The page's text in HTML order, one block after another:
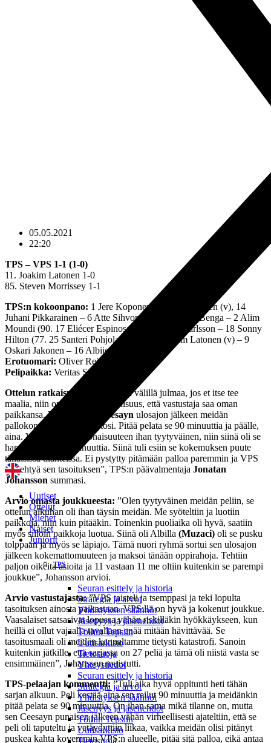
Uutiset
Ottelut
Miehet
Naiset
Juniorit
TPS
Seuran esittely ja historia
Strategia ja arvot
Yhdistyksen säännöt
Jäsenyys ja jäsenehdot
Töihin Tepsiin
Uutisarkisto
Tietosuoja
Yhteystiedot
Seuran esittely ja historia
Strategia ja arvot
Yhdistyksen säännöt
Jäsenyys ja jäsenehdot
Töihin Tepsiin
Uutisarkisto
05.05.2021
22:20
TPS – VPS 1-1 (1-0)
11. Joakim Latonen 1-0
85. Steven Morrissey 1-1
TPS:n kokoonpano: 1 Jere Koponen, 3 Juri Kinnunen (v), 14
Juhani Pikkarainen – 6 Atte Sihvonen – 15 Samba Benga – 2 Alim
Moundi (90. 17 Eliécer Espinosa) – 20 Jesper Karlsson – 18 Sonny
Hilton (77. 25 Santeri Pohjolainen) – 23 Joakim Latonen (v) – 9
Oskari Jakonen – 16 Albijon Muzaci
Erotuomari: Oliver Reitala
Pelipaikka: Veritas Stadion, Turku
Ottelun ratkaisu:
”Jalkapallo on välillä julmaa, jos et itse tee
maalia, niin on aina se mahdollisuus, että vastustaja saa oman
paikkansa. VPS:n
Alieu Ceesayn ulosajon jälkeen meidän
pallokontrolli jotenkin katosi. Pitää pelata se 90 minuuttia ja päälle,
aina. Vaikka olen kokonaisuuteen ihan tyytyväinen, niin siinä oli se
harmittava 10-15 minuuttia. Siinä tuli esiin se kokemuksen puute
tällaisissa tilanteissa. Ei pystytty pitämään palloa paremmin ja VPS
sai tehtyä sen tasoituksen”, TPS:n päävalmentaja Jonatan
Johansson summasi.
Arvio omasta joukkueesta: ”Olen tyytyväinen meidän peliin, se
ottelun alkuhan oli ihan täysin meidän. Me syöteltiin ja luotiin
paikkoja, niin kuin pitääkin. Toinenkin puoliaika oli hyvä, saatiin
myös silloin paikkoja luotua. Siinä oli Albilla (Muzaci) oli se pusku
tolppaan ja myös se läpiajo. Tämä nuori ryhmä sortui sen ulosajon
jälkeen kokemattomuuteen ja maksoi tänään oppirahoja. Tehtiin
paljon oikeita asioita ja 11 vastaan 11 me oltiin kuitenkin se parempi
joukkue”, Johansson arvioi.
Arvio vastustajasta:”VPS taisteli ja tsemppasi ja teki lopulta
tasoituksen ainosta paikastaan. VPS:llä on hyvä ja kokenut joukkue.
Vaasalaiset satsasivat lopussa vähän riskilläkin hyökkäykseen, kun
heillä ei ollut vajaalla tavallaan enää mitään hävittävää. Se
tasoitusmaali oli meidän kannaltamme tietysti katastrofi. Sanoin
kuitenkin jätkille, että sarjassa on 27 peliä ja tämä oli niistä vasta se
ensimmäinen”, Johansson muistutti.
TPS-pelaajan kommentti: ”Tuli aika hyvä oppitunti heti tähän
sarjan alkuun. Peli kestää aina sen reilut 90 minuuttia ja meidänkin
pitää pelata se 90 minuuttia. On ihan sama mikä tilanne on, mutta
sen Ceesayn punaisen jälkeen vähän virheellisesti ajateltiin, että se
peli oli taputeltu ja vetäydyttiin liikaa, vaikka meidän olisi pitänyt
puskea kahta kovemmin VPS:n alueelle, pitää sitä palloa, eikä antaa